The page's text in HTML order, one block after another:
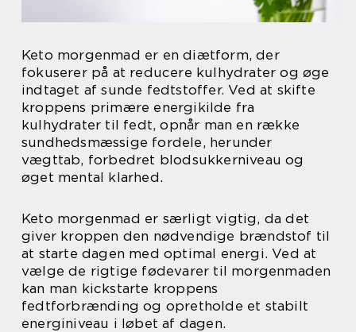
Keto morgenmad er en diætform, der
fokuserer på at reducere kulhydrater og øge
indtaget af sunde fedtstoffer. Ved at skifte
kroppens primære energikilde fra
kulhydrater til fedt, opnår man en række
sundhedsmæssige fordele, herunder
vægttab, forbedret blodsukkerniveau og
øget mental klarhed.
Keto morgenmad er særligt vigtig, da det
giver kroppen den nødvendige brændstof til
at starte dagen med optimal energi. Ved at
vælge de rigtige fødevarer til morgenmaden
kan man kickstarte kroppens
fedtforbrænding og opretholde et stabilt
energiniveau i løbet af dagen.